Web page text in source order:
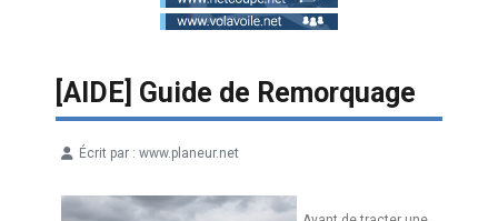
[AIDE] Guide de Remorquage
Écrit par : www.planeur.net